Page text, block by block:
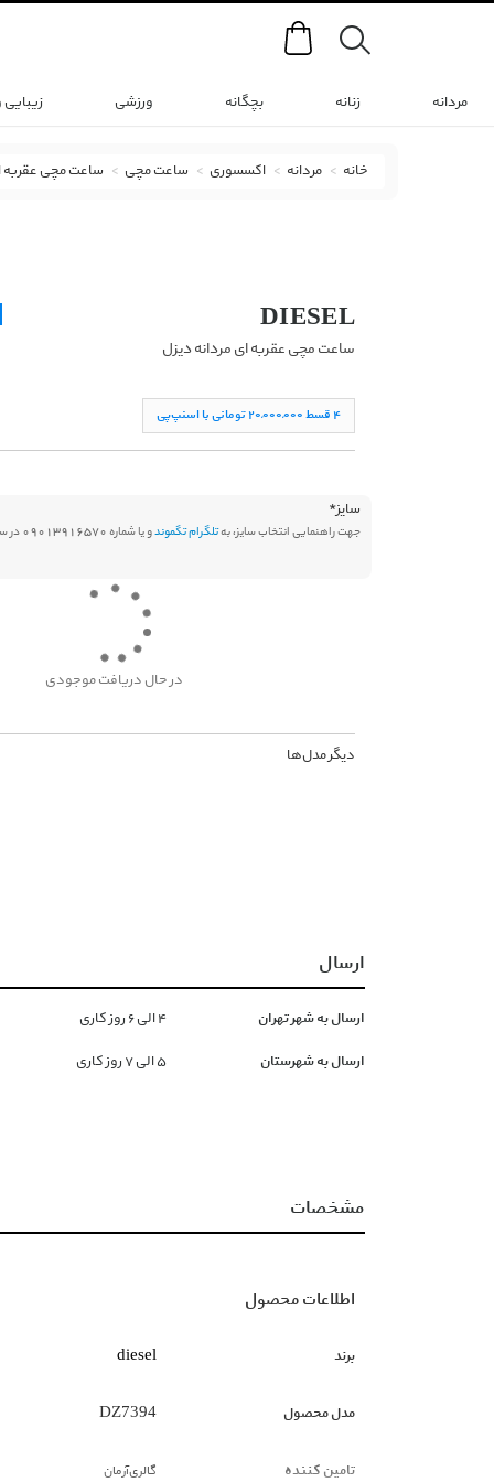
Search
مردانه زنانه بچگانه ورزشی
خانه مردانه اکسسوری ساعت مچی ساعت مچی عقربه
DIESEL
ساعت مچی عقربه ای مردانه دیزل
۴ قسط ۲۰,۰۰۰,۰۰۰ تومانی با اسنپ‌پی
سایز*
جهت راهنمایی انتخاب سایز، بهتلگرام تگموندو یا شماره 09013916570 در سامانه بله پیام دهید.
در حال دریافت موجودی
دیگر مدل‌ها
ارسال
ارسال به شهر تهران ۴ الی ۶ روز کاری
ارسال به شهرستان ۵ الی ۷ روز کاری
مشخصات
اطلاعات محصول
برند diesel
مدل محصول DZ7394
تامین کننده گالری‌آرمان